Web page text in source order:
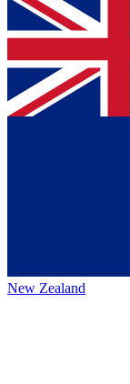
New Zealand